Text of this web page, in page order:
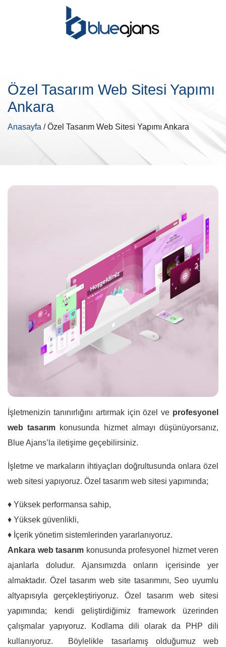
Özel Tasarım Web Sitesi Yapımı
Ankara
Anasayfa / Özel Tasarım Web Sitesi Yapımı Ankara
İşletmenizin tanınırlığını artırmak için özel ve profesyonel
web tasarım konusunda hizmet almayı düşünüyorsanız,
Blue Ajans’la iletişime geçebilirsiniz.
İşletme ve markaların ihtiyaçları doğrultusunda onlara özel
web sitesi yapıyoruz. Özel tasarım web sitesi yapımında;
♦ Yüksek performansa sahip,
♦ Yüksek güvenlikli,
♦ İçerik yönetim sistemlerinden yararlanıyoruz.
Ankara web tasarım konusunda profesyonel hizmet veren
ajanlarla doludur. Ajansımızda onların içerisinde yer
almaktadır. Özel tasarım web site tasarımını, Seo uyumlu
altyapısıyla gerçekleştiriyoruz. Özel tasarım web sitesi
yapımında; kendi geliştirdiğimiz framework üzerinden
çalışmalar yapıyoruz. Kodlama dili olarak da PHP dili
kullanıyoruz. Böylelikle tasarlamış olduğumuz web